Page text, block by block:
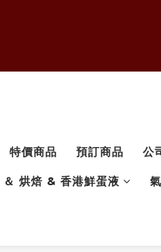
特價商品 預訂商品 公
＆ 烘焙 & 香港鮮蛋液